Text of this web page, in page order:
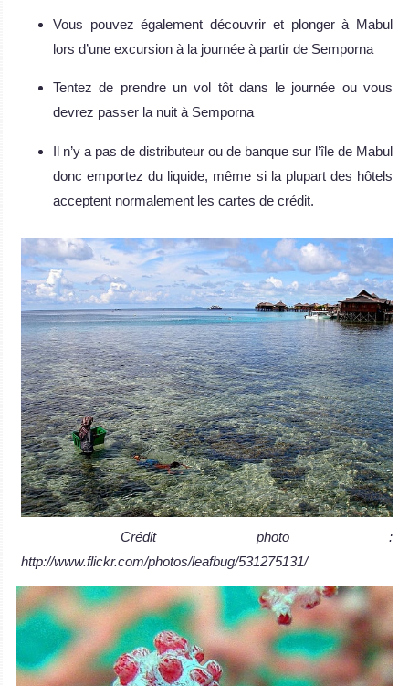
Vous pouvez également découvrir et plonger à Mabul
lors d’une excursion à la journée à partir de Semporna
Tentez de prendre un vol tôt dans le journée ou vous
devrez passer la nuit à Semporna
Il n’y a pas de distributeur ou de banque sur l’île de Mabul
donc emportez du liquide, même si la plupart des hôtels
acceptent normalement les cartes de crédit.
Crédit photo :
http://www.flickr.com/photos/leafbug/531275131/